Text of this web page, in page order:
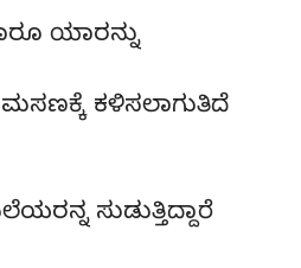
ಯಾರನ್ನು
ಮಸಣಕ್ಕೆ ಕಳಿಸಲಾಗುತಿದೆ
ಸುಡುತ್ತಿದ್ದಾರೆ